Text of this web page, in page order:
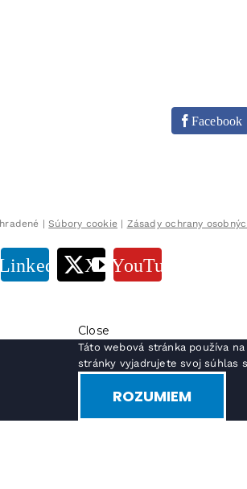
Facebook
|Súbory cookie| Zásady ochrany
LinkedIn X YouTube
Close
Táto webová stránka používa
stránky vyjadrujete svoj súhlas
ROZUMIEM